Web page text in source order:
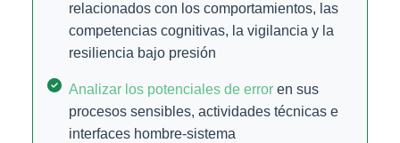
relacionados con los comportamientos, las
competencias cognitivas, la vigilancia y la
resiliencia bajo presión
Analizar los potenciales de error en sus
procesos sensibles, actividades técnicas e
interfaces hombre-sistema